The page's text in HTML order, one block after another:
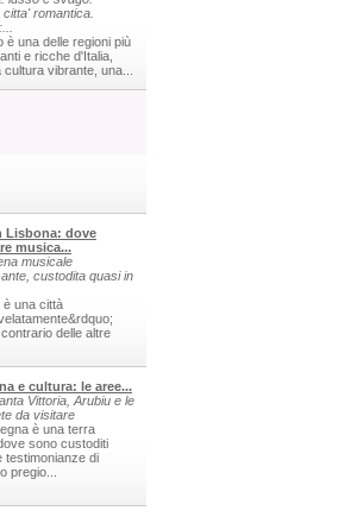
citta' romantica.
è una delle regioni più
e ricche d'Italia,
vibrante, una...
Lisbona: dove
musica...
musicale
custodita quasi in
è una città
delle altre
e cultura: le aree...
Vittoria, Arubiu e le
da visitare
è una terra
sono custoditi
testimonianze di
pregio...